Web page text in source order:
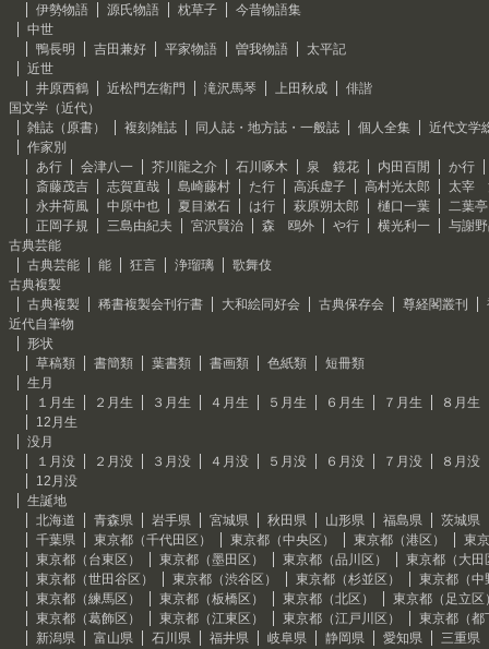
伊勢物語
源氏物語 枕草子
今昔物語集
中世
鴨長明
吉田兼好 平家物語 曽我物語
太平記
近世
井原西鶴
近松門左衛門 滝沢馬琴 上田秋成
俳諧
国文学（近代）
雑誌（原書）
複刻雑誌 同人誌・地方誌・一般誌 個人全集
近代文学
作家別
あ行
会津八一 芥川龍之介 石川啄木 泉 鏡花 内田百閒
か行
斎藤茂吉
志賀直哉 島崎藤村 た行 高浜虚子 高村光太郎
太宰
永井荷風
中原中也 夏目漱石 は行 萩原朔太郎 樋口一葉
二葉
正岡子規
三島由紀夫 宮沢賢治 森 鴎外 や行 横光利一
与謝
古典芸能
古典芸能
能 狂言 浄瑠璃
歌舞伎
古典複製
古典複製
稀書複製会刊行書 大和絵同好会 古典保存会 尊経閣叢刊
近代自筆物
形状
草稿類
書簡類 葉書類 書画類 色紙類
短冊類
生月
１月生
２月生 ３月生 ４月生 ５月生 ６月生 ７月生
８月生
12月生
没月
１月没
２月没 ３月没 ４月没 ５月没 ６月没 ７月没
８月没
12月没
生誕地
北海道
青森県 岩手県 宮城県 秋田県 山形県 福島県
茨城県
千葉県
東京都（千代田区） 東京都（中央区） 東京都（港区）
東
東京都（台東区）
東京都（墨田区） 東京都（品川区）
東京都（大田
東京都（世田谷区）
東京都（渋谷区） 東京都（杉並区）
東京都（中
東京都（練馬区）
東京都（板橋区） 東京都（北区）
東京都（足立区
東京都（葛飾区）
東京都（江東区） 東京都（江戸川区）
東京都（都
新潟県
富山県 石川県 福井県 岐阜県 静岡県 愛知県
三重県